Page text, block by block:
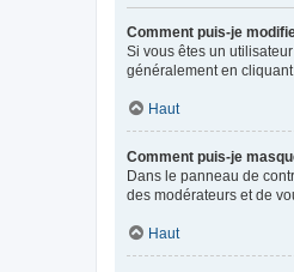
Comment puis-je
Si vous êtes un
généralement en
Haut
Comment puis-je
Dans le panneau de
des modérateurs et de
Haut